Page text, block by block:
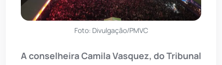
Foto: Divulgação/PMVC
A conselheira Camila Vasquez, do Tribunal